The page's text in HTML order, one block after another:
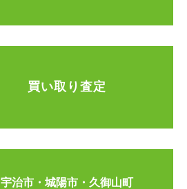
買い取り査定
宇治市・城陽市・久御山町